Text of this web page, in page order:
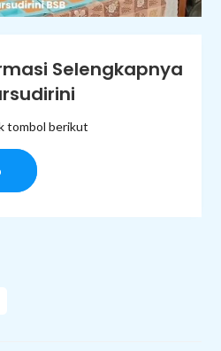
Selengkapnya
tombol berikut